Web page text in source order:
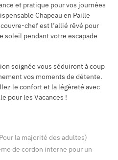
et pratique pour vos journées
Chapeau en Paille
chef est l’allié rêvé pour
soleil pendant votre escapade
soignée vous séduiront à coup
vos moments de détente.
le confort et la légèreté avec
pour les Vacances !
la majorité des adultes)
de cordon interne pour un